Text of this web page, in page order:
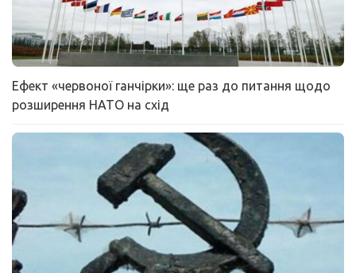
Ефект «червоної ганчірки»: ще раз до питання щодо
розширення НАТО на схід